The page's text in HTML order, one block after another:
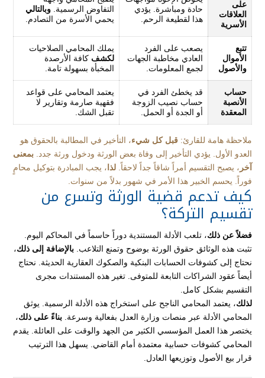
على
العلاقات
الأسرية
حادة ومباشرة. يؤدي
هذا لقطيعة الرحم.
التفاوض الرسمية.وبالتالي
يحمي الأسرة من التصادم.
تتبع
الأموال
والأصول
يصعب على الفرد
العادي مخاطبة الجهات
لجمع المعلومات.
يملك المحامي الصلاحيات
لكشف كافة الأرصدة
المخبأة بسهولة تامة.
حساب
الأنصبة
المعقدة
قد يخطئ الفرد في
حساب نصيب الزوجة
أو الجدة أو الحمل.
يعتمد المحامي على قواعد
فقهية صارمة وتقارير لا
تقبل الشك.
ملاحظة هامة للقارئ: قبل كل شيء، التأخير في المطالبة بالحقوق هو
العدو الأول. يؤدي التأخير إلى وفاة بعض الورثة ودخول ورثة جدد. بمعنى
آخر ، يصبح التقسيم أمراً شاقاً جداً لاحقاً. لذا ، يجب المبادرة بتوكيل محامٍ
فوراً. يحسم الخبير هذا الأمر في شهور بدلاً من سنوات.
كيف تدعم قضية الورثة وتسرع من
تقسيم التركة؟
فضلاً عن ذلك، تلعب الأدلة المستندية دوراً حاسماً في المحاكم اليوم.
تثبت هذه الوثائق حقوق الورثة بوضوح وتمنع التلاعب. بالإضافة إلى ذلك،
نحتاج إلى كشوفات الحسابات البنكية والصكوك العقارية الحديثة. نحتاج
أيضاً عقود الشراكات التابعة للمتوفى. تغير هذه المستندات مجرى
التقسيم بشكل كامل.
لذلك، يعتمد المحامي الناجح على استخراج هذه الأدلة الرسمية. يوثق
المحامي الأدلة عبر منصات وزارة العدل بفعالية وسرعة. بناءً على ذلك،
يختصر هذا العمل المؤسسي الكثير من الجهد والوقت على العائلة. يقدم
المحامي كشوفات حسابية معتمدة أمام القاضي. يسهل هذا الترتيب
قرار بيع الأصول وتوزيعها العادل.